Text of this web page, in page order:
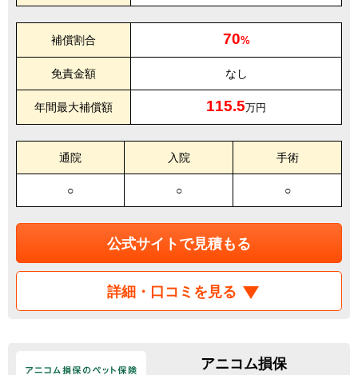
補償割合 70%
免責金額 なし
年間最大補償額 115.5万円
通院 入院 手術
○ ○ ○
公式サイトで見積もる
詳細・口コミを見る
アニコム損保